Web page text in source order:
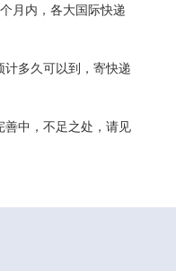
月内，各大国际快递
多久可以到，寄快递
中，不足之处，请见